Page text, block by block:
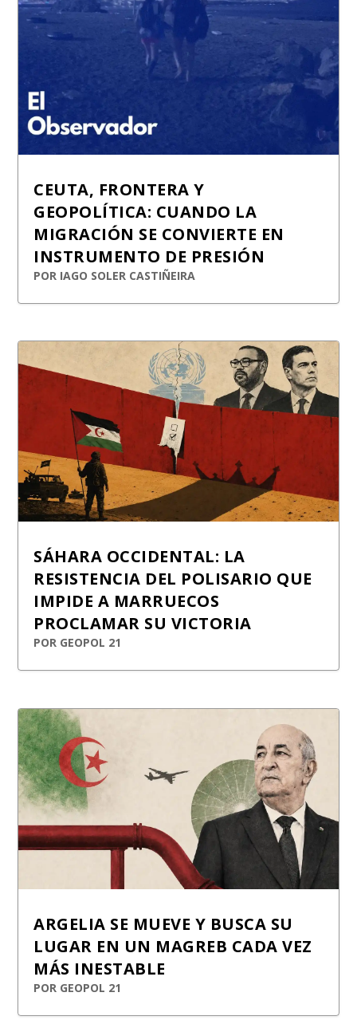
CEUTA, FRONTERA Y
GEOPOLÍTICA: CUANDO LA
MIGRACIÓN SE CONVIERTE EN
INSTRUMENTO DE PRESIÓN
POR IAGO SOLER CASTIÑEIRA
SÁHARA OCCIDENTAL: LA
RESISTENCIA DEL POLISARIO QUE
IMPIDE A MARRUECOS
PROCLAMAR SU VICTORIA
POR GEOPOL 21
ARGELIA SE MUEVE Y BUSCA SU
LUGAR EN UN MAGREB CADA VEZ
MÁS INESTABLE
POR GEOPOL 21